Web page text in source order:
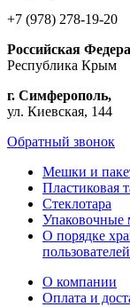
+7 (978) 278-19-20
Российская
Республика Крым
г. Симферополь,
ул. Киевская, 144
Обратный звонок
Мешки и
Пластиковая
Стеклотара
Упаковочные
О порядке
пользователей
О компании
Оплата и